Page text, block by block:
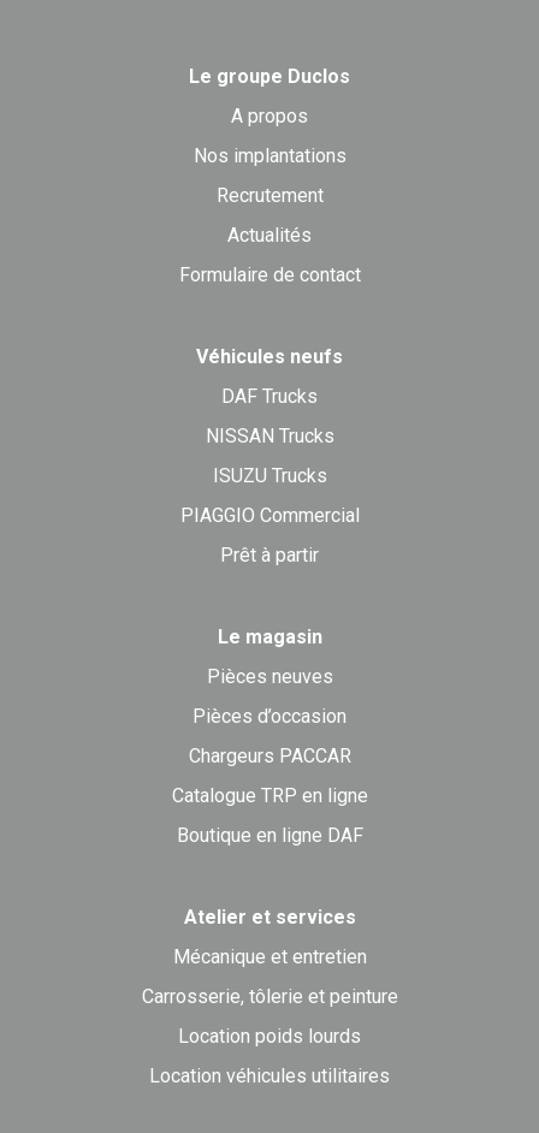
Le groupe Duclos
A propos
Nos implantations
Recrutement
Actualités
Formulaire de contact
Véhicules neufs
DAF Trucks
NISSAN Trucks
ISUZU Trucks
PIAGGIO Commercial
Prêt à partir
Le magasin
Pièces neuves
Pièces d’occasion
Chargeurs PACCAR
Catalogue TRP en ligne
Boutique en ligne DAF
Atelier et services
Mécanique et entretien
Carrosserie, tôlerie et peinture
Location poids lourds
Location véhicules utilitaires